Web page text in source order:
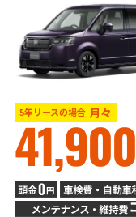
5年リースの場合 月々
41,900